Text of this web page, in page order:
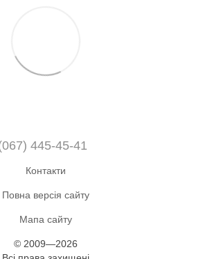
445-45-41
Контакти
Повна версія сайту
Мапа сайту
© 2009—2026